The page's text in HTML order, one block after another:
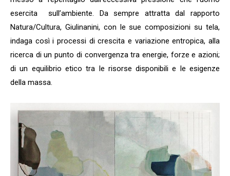
esercita sull’ambiente. Da sempre attratta dal rapporto
Natura/Cultura, Giulinanini, con le sue composizioni su tela,
indaga così i processi di crescita e variazione entropica, alla
ricerca di un punto di convergenza tra energie, forze e azioni;
di un equilibrio etico tra le risorse disponibili e le esigenze
della massa.